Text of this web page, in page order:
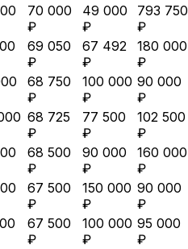
70 000
₽
49 000
₽
793 750
₽
69 050
₽
67 492
₽
180 000
₽
68 750
₽
100 000
₽
90 000
₽
68 725
₽
77 500
₽
102 500
₽
68 500
₽
90 000
₽
160 000
₽
67 500
₽
150 000
₽
90 000
₽
67 500
₽
100 000
₽
95 000
₽